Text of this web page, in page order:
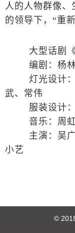
人的人物群像
的领导下，“重
大型话剧《
编剧：杨
灯光设计
武、常伟
服装设计：
音乐：周虹
主演：吴广
小艺
©